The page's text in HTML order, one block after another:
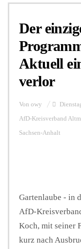
Der
Aktuell
verlor
Von owy
AfD-Kreisverband
Sachsen-Anhalt
Gartenlaube - in
AfD-
Koch, mit seiner
kurz nach